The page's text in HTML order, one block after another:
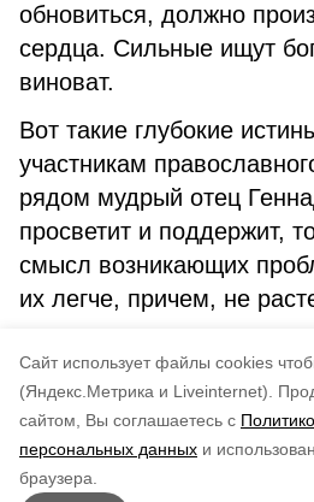
Cайт использует файлы cookies
(Яндекс.Метрика и Liveinternet).
сайтом, Вы соглашаетесь с
персональных данных и
браузера.
обновиться, должно
сердца. Сильные ищут
виноват.
Вот такие глубокие
участникам
рядом мудрый отец
просветит и поддержит,
смысл возникающих
их легче, причем, не
библиотекарь ЦБС
по оценке
5